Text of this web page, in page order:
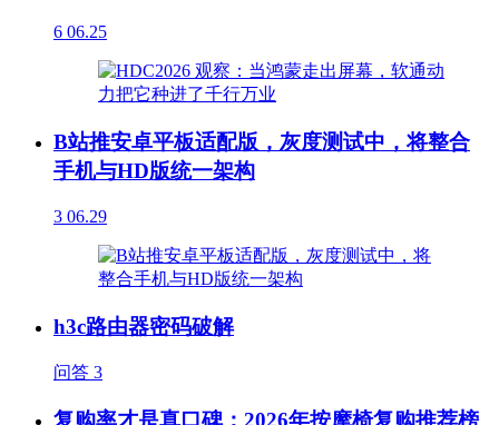
6 06.25
B站推安卓平板适配版，灰度测试中，将整合
手机与HD版统一架构
3 06.29
h3c路由器密码破解
问答 3
复购率才是真口碑：2026年按摩椅复购推荐榜